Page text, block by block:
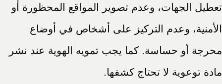
تعطيل الجهات، وعدم تصوير المواقع المحظورة أو
الأمنية، وعدم التركيز على أشخاص في أوضاع
محرجة أو حساسة. كما يجب تمويه الهوية عند نشر
مادة توعوية لا تحتاج كشفها.